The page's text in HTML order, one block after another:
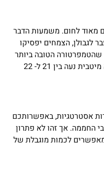
מאוד לחום. משמעות הדבר
לגבולן, הצמחים יפסיקו
שהטמפרטורה הטובה ביותר
שבה צמחים מבצעים פוטוסינתזה מיטבית נעה בין 21 ל- 22
אסטרטגיות, באפשרותכם
החממה. אך זהו לא פתרון
לכמות מוגבלת של